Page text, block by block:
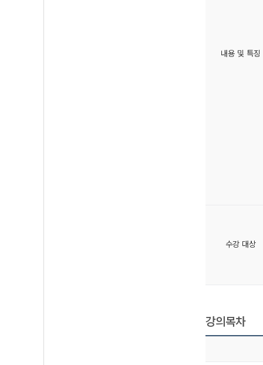
내용 및 특징
수강 대상
강의목차